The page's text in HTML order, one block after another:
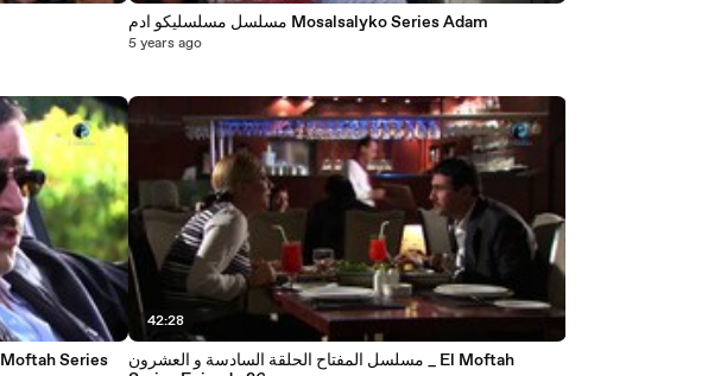
مسلسل مسلسليكو ادم Mosalsalyko Series Adam
5 years ago
42:28
مسلسل المفتاح الحلقة السادسة و العشرون _ El Moftah